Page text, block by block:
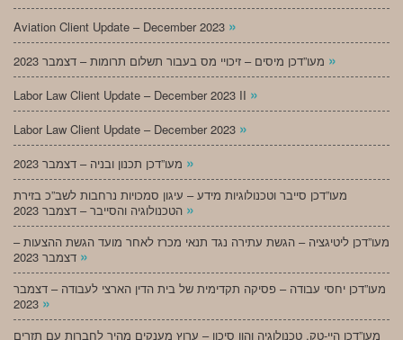
Aviation Client Update – December 2023 »
»
Labor Law Client Update – December 2023 II »
Labor Law Client Update – December 2023 »
»
מעו”דכן סייבר וטכנולוגיות מידע – עיגון סמכויות נרחבות לשב”כ בזירת
»
מעו”דכן ליטיגציה – הגשת עתירה נגד תנאי מכרז לאחר מועד הגשת ההצעות –
»
מעו”דכן יחסי עבודה – פסיקה תקדימית של בית הדין הארצי לעבודה – דצמבר
»
מעו”דכן היי-טק, טכנולוגיה והון סיכון – ערוץ מענקים מהיר לחברות עם תזרים